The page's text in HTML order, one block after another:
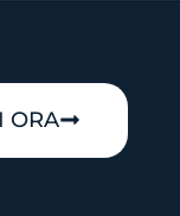
ORA